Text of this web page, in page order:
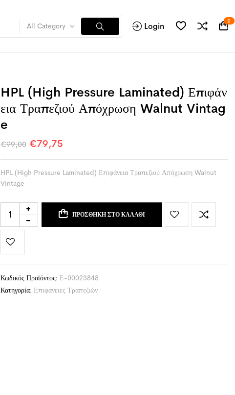
All Category Login 0
HPL (High Pressure Laminated) Επιφάν
Εια Τραπεζιού Απόχρωση Walnut Vintag
E
€99,00 €79,75
HPL (High Pressure Laminated) Επιφάνεια Τραπεζιού Απόχρωση Walnut
Vintage
ΠΡΟΣΘΉΚΗ ΣΤΟ ΚΑΛΆΘΙ
Κωδικός Προϊόντος: Ε-00023848
Κατηγορία: Επιφάνειες Τραπεζιών